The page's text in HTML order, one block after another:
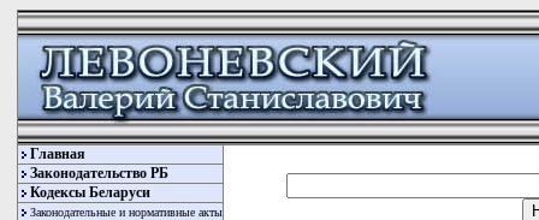
Главная
Законодательство РБ
Кодексы Беларуси
Законодательные и нормативные акты